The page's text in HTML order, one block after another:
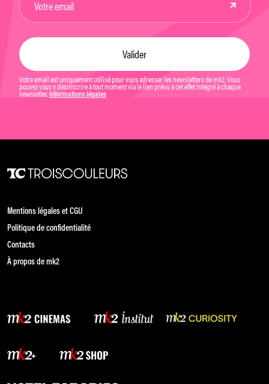
Votre email est uniquement utilisé pour vous adresser les newsletters de mk2. Vous
pouvez vous y désinscrire à tout moment via le lien prévu à cet effet intégré à chaque
newsletter. Informations légales
Mentions légales et CGU
Politique de confidentialité
Contacts
À propos de mk2